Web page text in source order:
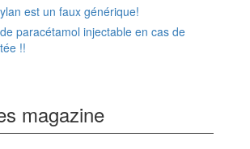
est un faux générique!
paracétamol injectable en cas de
!!
magazine